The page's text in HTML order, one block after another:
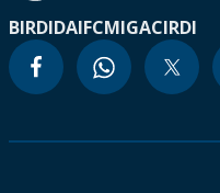
BIRDIDAIFCMIGACIRDI